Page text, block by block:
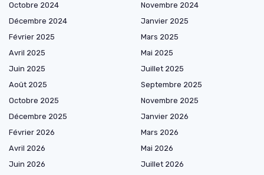
Octobre 2024
Novembre 2024
Décembre 2024
Janvier 2025
Février 2025
Mars 2025
Avril 2025
Mai 2025
Juin 2025
Juillet 2025
Août 2025
Septembre 2025
Octobre 2025
Novembre 2025
Décembre 2025
Janvier 2026
Février 2026
Mars 2026
Avril 2026
Mai 2026
Juin 2026
Juillet 2026